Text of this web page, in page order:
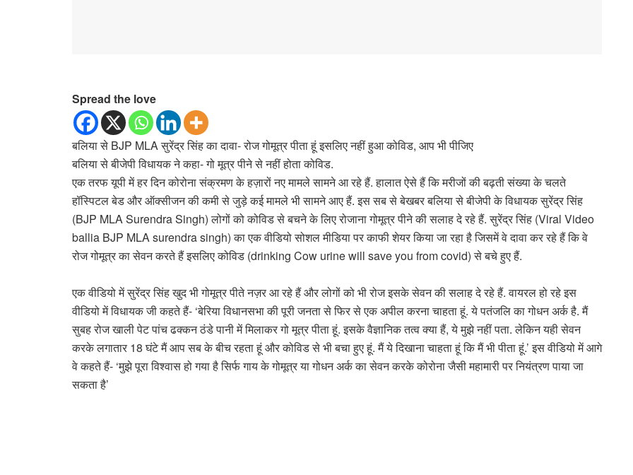
Spread the love
बलिया से BJP MLA सुरेंद्र सिंह का दावा- रोज गोमूत्र पीता हूं इसलिए नहीं हुआ कोविड, आप भी पीजिए
बलिया से बीजेपी विधायक ने कहा- गो मूत्र पीने से नहीं होता कोविड.
एक तरफ यूपी में हर दिन कोरोना संक्रमण के हज़ारों नए मामले सामने आ रहे हैं. हालात ऐसे हैं कि मरीजों की बढ़ती संख्या के चलते
हॉस्पिटल बेड और ऑक्सीजन की कमी से जुड़े कई मामले भी सामने आए हैं. इस सब से बेखबर बलिया से बीजेपी के विधायक सुरेंद्र सिंह
(BJP MLA Surendra Singh) लोगों को कोविड से बचने के लिए रोजाना गोमूत्र पीने की सलाह दे रहे हैं. सुरेंद्र सिंह (Viral Video
ballia BJP MLA surendra singh) का एक वीडियो सोशल मीडिया पर काफी शेयर किया जा रहा है जिसमें वे दावा कर रहे हैं कि वे
रोज गोमूत्र का सेवन करते हैं इसलिए कोविड (drinking Cow urine will save you from covid) से बचे हुए हैं.
एक वीडियो में सुरेंद्र सिंह खुद भी गोमूत्र पीते नज़र आ रहे हैं और लोगों को भी रोज इसके सेवन की सलाह दे रहे हैं. वायरल हो रहे इस
वीडियो में विधायक जी कहते हैं- ‘बेरिया विधानसभा की पूरी जनता से फिर से एक अपील करना चाहता हूं. ये पतंजलि का गोधन अर्क है. मैं
सुबह रोज खाली पेट पांच ढक्कन ठंडे पानी में मिलाकर गो मूत्र पीता हूं. इसके वैज्ञानिक तत्व क्या हैं, ये मुझे नहीं पता. लेकिन यही सेवन
करके लगातार 18 घंटे मैं आप सब के बीच रहता हूं और कोविड से भी बचा हुए हूं. मैं ये दिखाना चाहता हूं कि मैं भी पीता हूं.’ इस वीडियो में आगे
वे कहते हैं- ‘मुझे पूरा विश्वास हो गया है सिर्फ गाय के गोमूत्र या गोधन अर्क का सेवन करके कोरोना जैसी महामारी पर नियंत्रण पाया जा
सकता है’